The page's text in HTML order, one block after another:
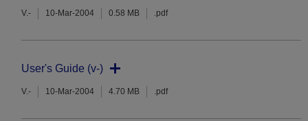
V.- 10-Mar-2004 0.58 MB .pdf
User's Guide (v-)
V.- 10-Mar-2004 4.70 MB .pdf